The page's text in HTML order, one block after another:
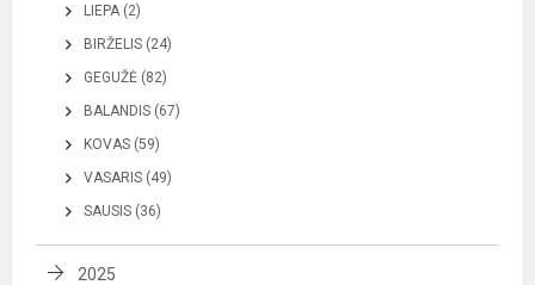
LIEPA (2)
BIRŽELIS (24)
GEGUŽĖ (82)
BALANDIS (67)
KOVAS (59)
VASARIS (49)
SAUSIS (36)
2025